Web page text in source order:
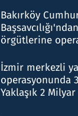
Bakırköy
örgütlerine
İzmir merkezli
operasyonunda
Yaklaşık 2